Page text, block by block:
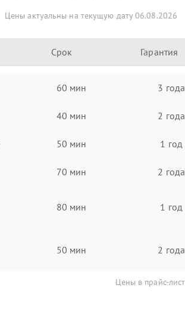
Цены актуальны на текущую дату 06.08.2026
Срок Гарантия
60 мин 3 года
40 мин 2 года
50 мин 1 год
70 мин 2 года
80 мин 1 год
50 мин 2 года
Цены в прайс-